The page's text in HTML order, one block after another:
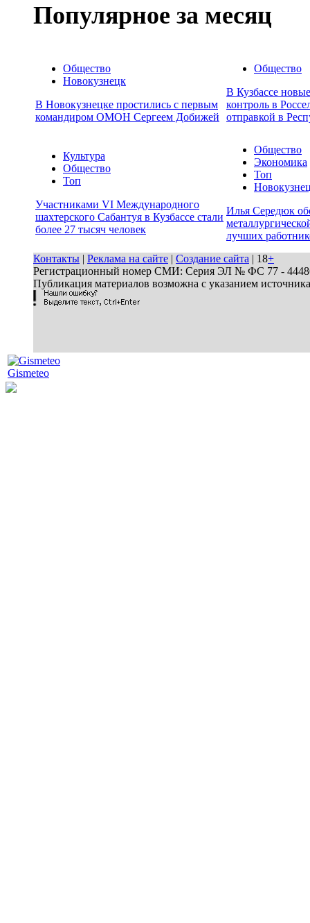
Популярное за месяц
Общество
Новокузнецк
В Новокузнецке простились с первым
командиром ОМОН Сергеем Добижей
Общество
В Кузбассе
контроль в
отправкой в
Культура
Общество
Топ
Участниками VI Международного
шахтерского Сабантуя в Кузбассе стали
более 27 тысяч человек
Общество
Экономика
Топ
Илья Середюк
лучших
Контакты | Реклама на сайте | Создание сайта | 18+
Регистрационный номер СМИ: Серия ЭЛ № ФС 77 - 44486
Публикация материалов возможна с указанием
Gismeteo